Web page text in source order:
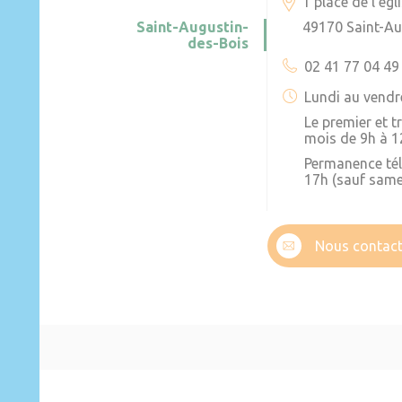
Saint-Augustin-
des-Bois
49170 Saint-
02 41 77 04 49
Lundi au
Le premier et
mois de 9h à
Permanence
17h (sauf
Nous